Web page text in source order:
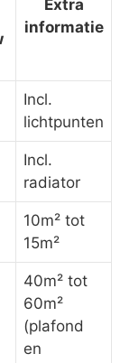
Extra
informatie
Incl.
lichtpunten
Incl.
radiator
10m² tot
15m²
40m² tot
60m²
(plafond
en